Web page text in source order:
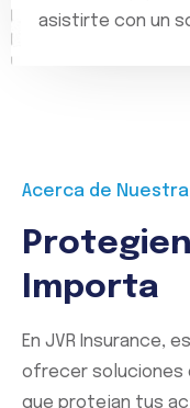
asistirte con un
Acerca de
Importa
En JVR Insurance,
ofrecer soluciones
que protejan tus